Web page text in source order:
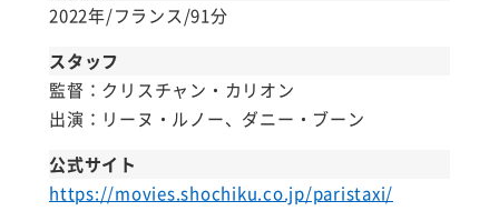
2022年/フランス/91分
スタッフ
監督：クリスチャン・カリオン
出演：リーヌ・ルノー、ダニー・ブーン
公式サイト
https://movies.shochiku.co.jp/paristaxi/